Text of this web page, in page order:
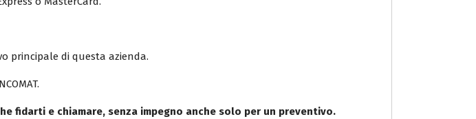
principale di questa azienda.
fidarti e chiamare, senza impegno anche solo per un preventivo.